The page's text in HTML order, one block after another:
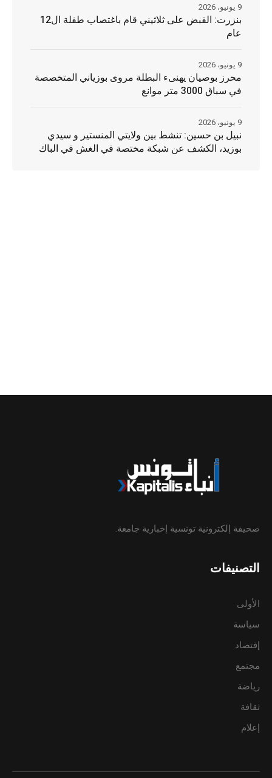
بنزرت: القبض على ثلاثيني قام باغتصاب طفلة ال12
عام
9 يونيو، 2026
محرز بوصيان يهنىء البطلة مروى بوزياني المتخصصة
في سباق 3000 متر موانع
9 يونيو، 2026
نبيل بن حسين: تنشط بين ولايتي المنستير و سيدي
بوزيد، الكشف عن شبكة مختصة في الغش في الباك
9 يونيو، 2026
صحيفة إلكترونية تونسية إخبارية جامعة.
التصنيفات
الأولى
سياسة
إقتصاد
مجتمع
رياضة
ثقافة
إعلام